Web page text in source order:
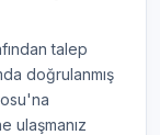
talep
doğrulanmış
ulaşmanız